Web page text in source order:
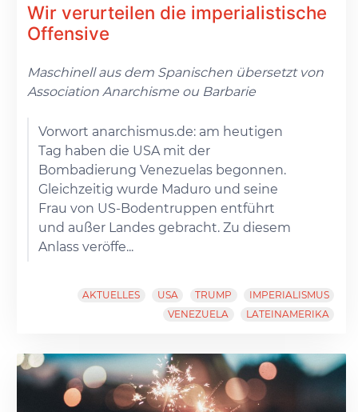
Wir verurteilen die imperialistische
Offensive
Maschinell aus dem Spanischen übersetzt von
Association Anarchisme ou Barbarie
Vorwort anarchismus.de: am heutigen
Tag haben die USA mit der
Bombadierung Venezuelas begonnen.
Gleichzeitig wurde Maduro und seine
Frau von US-Bodentruppen entführt
und außer Landes gebracht. Zu diesem
Anlass veröffe...
AKTUELLES USA TRUMP
IMPERIALISMUS
VENEZUELA
LATEINAMERIKA